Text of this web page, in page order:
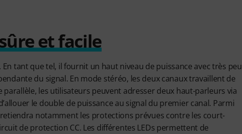
et facile
En tant que tel, il fournit un haut niveau de puissance avec très peu
du signal. En mode stéréo, les deux canaux travaillent de
parallèle, les utilisateurs peuvent adresser deux haut-parleurs via
le double de puissance au signal du premier canal. Parmi
notamment les protections prévues contre les court-
de protection CC. Les différentes LEDs permettent de